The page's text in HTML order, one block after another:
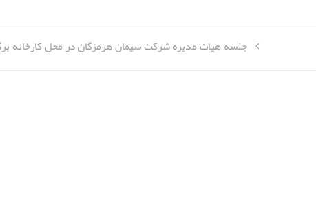
جلسه هیات مدیره شرکت سیمان هرمزگان در محل کارخانه